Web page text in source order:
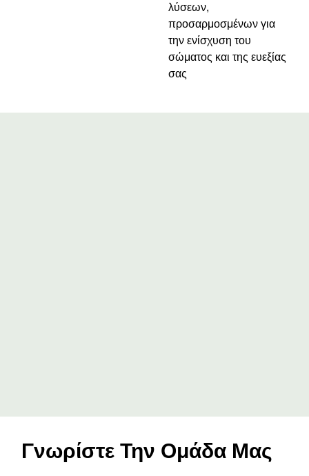
λύσεων,
προσαρμοσμένων για
την ενίσχυση του
σώματος και της ευεξίας
σας
Γνωρίστε Την Ομάδα Μας